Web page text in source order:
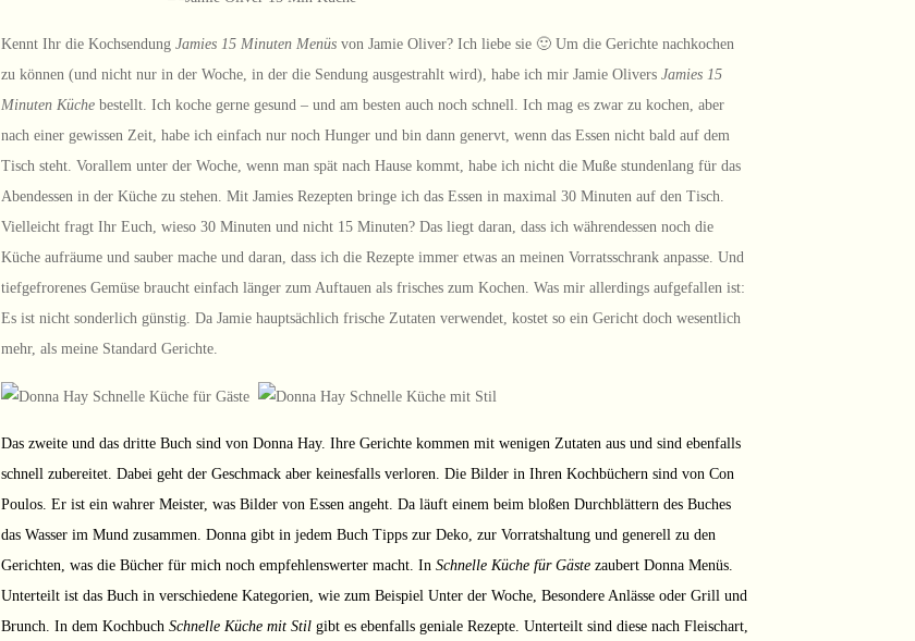
Kennt Ihr die KochsendungJamies 15 Minuten Menüs von Jamie Oliver? Ich liebe sie 🙂 Um die Gerichte nachkochen
zu können (und nicht nur in der Woche, in der die Sendung ausgestrahlt wird), habe ich mir Jamie Olivers Jamies 15
Minuten Küche bestellt. Ich koche gerne gesund – und am besten auch noch schnell. Ich mag es zwar zu kochen, aber
nach einer gewissen Zeit, habe ich einfach nur noch Hunger und bin dann genervt, wenn das Essen nicht bald auf dem
Tisch steht. Vorallem unter der Woche, wenn man spät nach Hause kommt, habe ich nicht die Muße stundenlang für das
Abendessen in der Küche zu stehen. Mit Jamies Rezepten bringe ich das Essen in maximal 30 Minuten auf den Tisch.
Vielleicht fragt Ihr Euch, wieso 30 Minuten und nicht 15 Minuten? Das liegt daran, dass ich währendessen noch die
Küche aufräume und sauber mache und daran, dass ich die Rezepte immer etwas an meinen Vorratsschrank anpasse. Und
tiefgefrorenes Gemüse braucht einfach länger zum Auftauen als frisches zum Kochen. Was mir allerdings aufgefallen ist:
Es ist nicht sonderlich günstig. Da Jamie hauptsächlich frische Zutaten verwendet, kostet so ein Gericht doch wesentlich
mehr, als meine Standard Gerichte.
Das zweite und das dritte Buch sind von Donna Hay. Ihre Gerichte kommen mit wenigen Zutaten aus und sind ebenfalls
schnell zubereitet. Dabei geht der Geschmack aber keinesfalls verloren. Die Bilder in Ihren Kochbüchern sind von Con
Poulos. Er ist ein wahrer Meister, was Bilder von Essen angeht. Da läuft einem beim bloßen Durchblättern des Buches
das Wasser im Mund zusammen. Donna gibt in jedem Buch Tipps zur Deko, zur Vorratshaltung und generell zu den
Gerichten, was die Bücher für mich noch empfehlenswerter macht. InSchnelle Küche für Gäste zaubert Donna Menüs.
Unterteilt ist das Buch in verschiedene Kategorien, wie zum Beispiel Unter der Woche, Besondere Anlässe oder Grill und
Brunch. In dem KochbuchSchnelle Küche mit Stil gibt es ebenfalls geniale Rezepte. Unterteilt sind diese nach Fleischart,